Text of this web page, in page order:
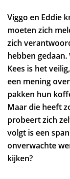
Viggo en Eddie
moeten zich
zich
hebben
Kees is het
een mening
pakken hun
Maar die heeft
probeert zich
volgt is een
onverwachte
kijken?